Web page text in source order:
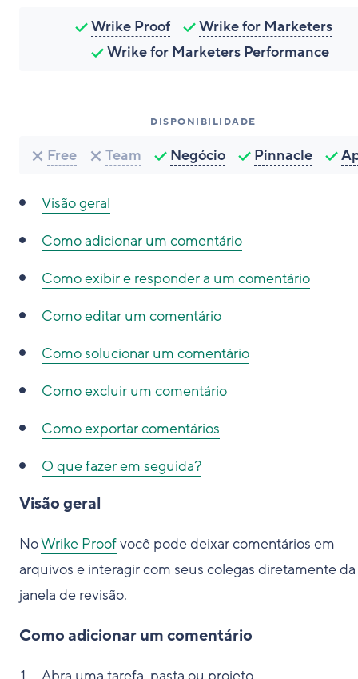
Wrike Proof
Wrike for Marketers
Wrike for Marketers Performance
DISPONIBILIDADE
Free Team Negócio Pinnacle
Visão geral
Como adicionar um comentário
Como exibir e responder a um comentário
Como editar um comentário
Como solucionar um comentário
Como excluir um comentário
Como exportar comentários
O que fazer em seguida?
Visão geral
NoWrike Proofvocê pode deixar comentários em
arquivos e interagir com seus colegas diretamente da
janela de revisão.
Como adicionar um comentário